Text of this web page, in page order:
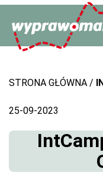
content
STRONA GŁÓWNA
25-09-2023